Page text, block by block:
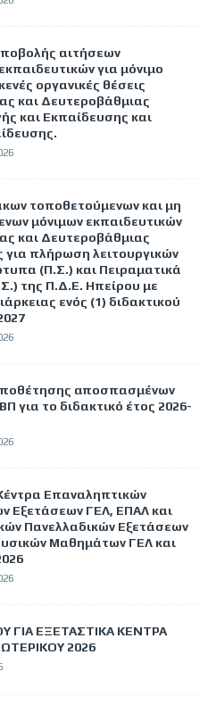
αιτήσεων
για μόνιμο
οργανικές θέσεις
και Δευτεροβάθμιας
και Εκπαίδευσης και
τοποθετούμενων και μη
μόνιμων εκπαιδευτικών
και Δευτεροβάθμιας
για πλήρωση λειτουργικών
(Π.Σ.) και Πειραματικά
της Π.Δ.Ε. Ηπείρου με
ενός (1) διδακτικού
αποσπασμένων
για το διδακτικό έτος 2026-
Επαναληπτικών
Εξετάσεων ΓΕΛ, ΕΠΑΛ και
Πανελλαδικών Εξετάσεων
Μαθημάτων ΓΕΛ και
ΓΙΑ ΕΞΕΤΑΣΤΙΚΑ ΚΕΝΤΡΑ
2026